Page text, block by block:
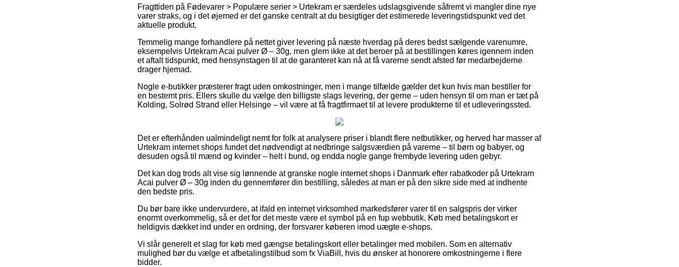
Fragttiden på Fødevarer > Populære serier > Urtekram er særdeles udslagsgivende såfremt vi mangler dine nye
varer straks, og i det øjemed er det ganske centralt at du besigtiger det estimerede leveringstidspunkt ved det
aktuelle produkt.
Temmelig mange forhandlere på nettet giver levering på næste hverdag på deres bedst sælgende varenumre,
eksempelvis Urtekram Acai pulver Ø – 30g, men glem ikke at det beroer på at bestillingen køres igennem inden
et aftalt tidspunkt, med hensynstagen til at de garanteret kan nå at få varerne sendt afsted før medarbejderne
drager hjemad.
Nogle e-butikker præsterer fragt uden omkostninger, men i mange tilfælde gælder det kun hvis man bestiller for
en bestemt pris. Ellers skulle du vælge den billigste slags levering, der gerne – uden hensyn til om man er tæt på
Kolding, Solrød Strand eller Helsinge – vil være at få fragtfirmaet til at levere produkterne til et udleveringssted.
Det er efterhånden ualmindeligt nemt for folk at analysere priser i blandt flere netbutikker, og herved har masser af
Urtekram internet shops fundet det nødvendigt at nedbringe salgsværdien på varerne – til børn og babyer, og
desuden også til mænd og kvinder – helt i bund, og endda nogle gange frembyde levering uden gebyr.
Det kan dog trods alt vise sig lønnende at granske nogle internet shops i Danmark efter rabatkoder på Urtekram
Acai pulver Ø – 30g inden du gennemfører din bestilling, således at man er på den sikre side med at indhente
den bedste pris.
Du bør bare ikke undervurdere, at ifald en internet virksomhed markedsfører varer til en salgspris der virker
enormt overkommelig, så er det for det meste være et symbol på en fup webbutik. Køb med betalingskort er
heldigvis dækket ind under en ordning, der forsvarer køberen imod uægte e-shops.
Vi slår generelt et slag for køb med gængse betalingskort eller betalinger med mobilen. Som en alternativ
mulighed bør du vælge et afbetalingstilbud som fx ViaBill, hvis du ønsker at honorere omkostningerne i flere
bidder.